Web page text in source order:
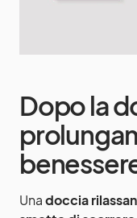
Dopo la
Unadoccia